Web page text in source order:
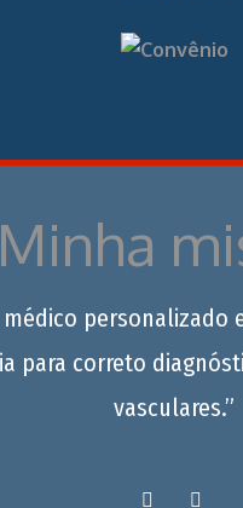
Minha
para correto
vasculares.”